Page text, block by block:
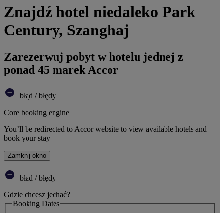
Znajdź hotel niedaleko Park
Century, Szanghaj
Zarezerwuj pobyt w hotelu jednej z
ponad 45 marek Accor
błąd / błędy
Core booking engine
You’ll be redirected to Accor website to view available hotels and
book your stay
Zamknij okno
błąd / błędy
Gdzie chcesz jechać?
Booking Dates